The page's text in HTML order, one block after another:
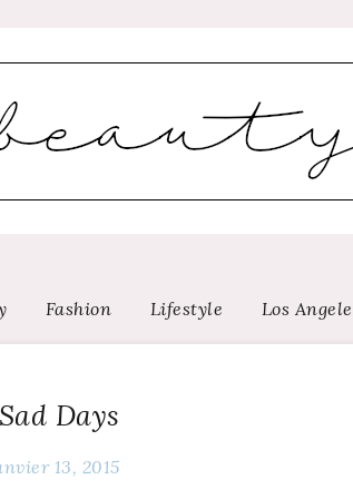
Fashion Lifestyle Los
Sad Days
13, 2015